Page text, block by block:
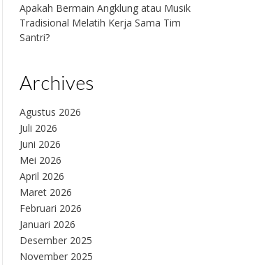
Apakah Bermain Angklung atau Musik
Tradisional Melatih Kerja Sama Tim
Santri?
Archives
Agustus 2026
Juli 2026
Juni 2026
Mei 2026
April 2026
Maret 2026
Februari 2026
Januari 2026
Desember 2025
November 2025